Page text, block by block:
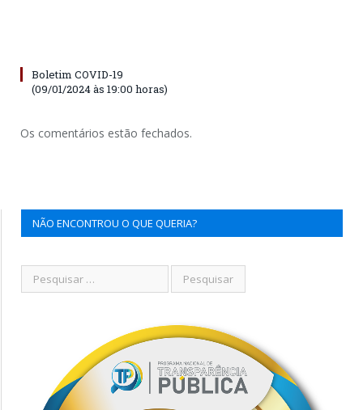
Boletim COVID-19
(09/01/2024 às 19:00 horas)
Os comentários estão fechados.
NÃO ENCONTROU O QUE QUERIA?